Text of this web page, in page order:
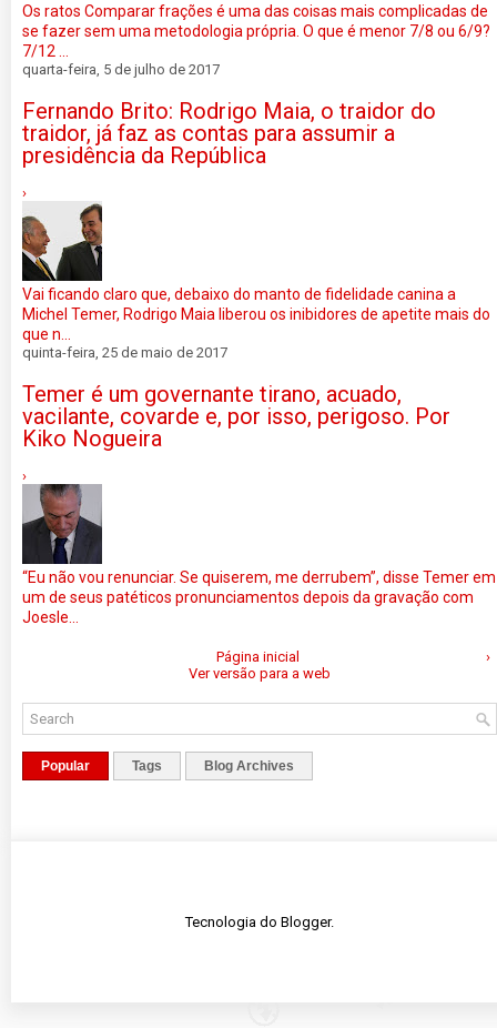
Os ratos Comparar frações é uma das coisas mais complicadas de
se fazer sem uma metodologia própria. O que é menor 7/8 ou 6/9?
7/12 ...
quarta-feira, 5 de julho de 2017
Fernando Brito: Rodrigo Maia, o traidor do
traidor, já faz as contas para assumir a
presidência da República
›
Vai ficando claro que, debaixo do manto de fidelidade canina a
Michel Temer, Rodrigo Maia liberou os inibidores de apetite mais do
que n...
quinta-feira, 25 de maio de 2017
Temer é um governante tirano, acuado,
vacilante, covarde e, por isso, perigoso. Por
Kiko Nogueira
›
“Eu não vou renunciar. Se quiserem, me derrubem”, disse Temer em
um de seus patéticos pronunciamentos depois da gravação com
Joesle...
›
Página inicial
Ver versão para a web
Popular Tags Blog Archives
Tecnologia do Blogger.